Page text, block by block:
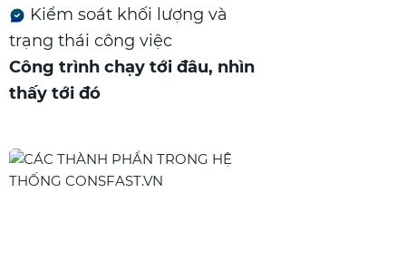
Kiểm soát khối lượng và
trạng thái công việc
Công trình chạy tới đâu, nhìn
thấy tới đó